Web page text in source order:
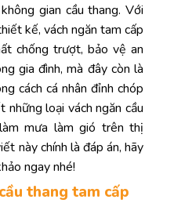
gian cầu thang. Với
kế, vách ngăn tam cấp
chống trượt, bảo vệ an
gia đình, mà đây còn là
cách cá nhân đỉnh chóp
những loại vách ngăn cầu
mưa làm gió trên thị
này chính là đáp án, hãy
ngay nhé!
thang tam cấp